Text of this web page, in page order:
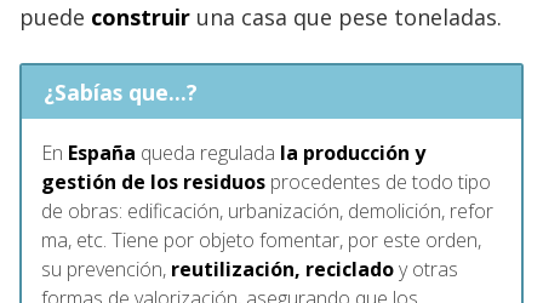
puede construir una casa que pese toneladas.
¿Sabías que...?
En España queda regulada la producción y
gestión de los residuos procedentes de todo tipo
de obras: edificación, urbanización, demolición, refor
ma, etc. Tiene por objeto fomentar, por este orden,
su prevención, reutilización, recicladoy otras
formas de valorización, asegurando que los